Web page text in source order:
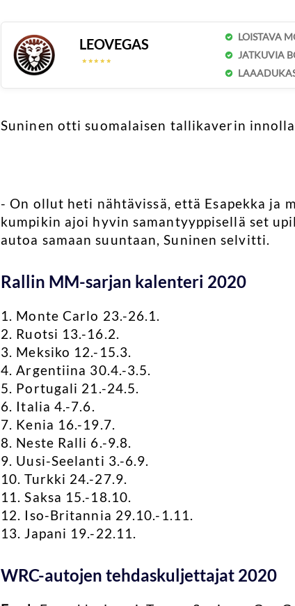
LEOVEGAS
☆ ☆ ☆ ☆ ☆
☆ ☆ ☆ ☆ ☆
LOISTAVA
JATKUVIA
Suninen otti suomalaisen tallikaverin
- On ollut heti nähtävissä, että Esapekka ja
kumpikin ajoi hyvin samantyyppisellä set
autoa samaan suuntaan, Suninen selvitti.
Rallin MM-sarjan kalenteri 2020
1. Monte Carlo 23.-26.1.
2. Ruotsi 13.-16.2.
3. Meksiko 12.-15.3.
4. Argentiina 30.4.-3.5.
5. Portugali 21.-24.5.
6. Italia 4.-7.6.
7. Kenia 16.-19.7.
8. Neste Ralli 6.-9.8.
9. Uusi-Seelanti 3.-6.9.
10. Turkki 24.-27.9.
11. Saksa 15.-18.10.
12. Iso-Britannia 29.10.-1.11.
13. Japani 19.-22.11.
WRC-autojen tehdaskuljettajat 2020